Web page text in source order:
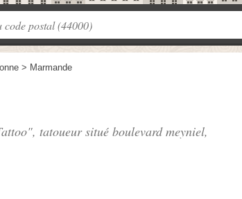
> Marmande
tatoueur situé boulevard meyniel,